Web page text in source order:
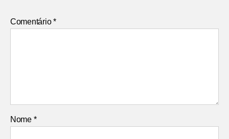
Comentário*
Nome *